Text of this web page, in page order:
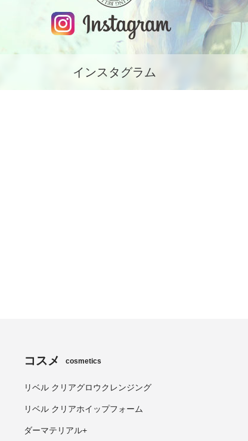
インスタグラム
コスメ cosmetics
リベル クリアグロウクレンジング
リベル クリアホイップフォーム
ダーマテリアル+